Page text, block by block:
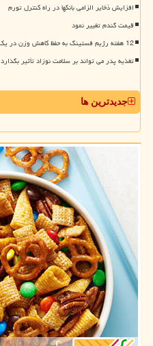
افزایش ذخایر الزامی بانکها در راه کنترل تورم
قیمت گندم تغییر نمود
12 هفته رژیم فستینگ به حفظ کاهش وزن در یک سال بعد کمک نماید
تغذیه پدر می تواند بر سلامت نوزاد تأثیر بگذارد
جدیدترین ها